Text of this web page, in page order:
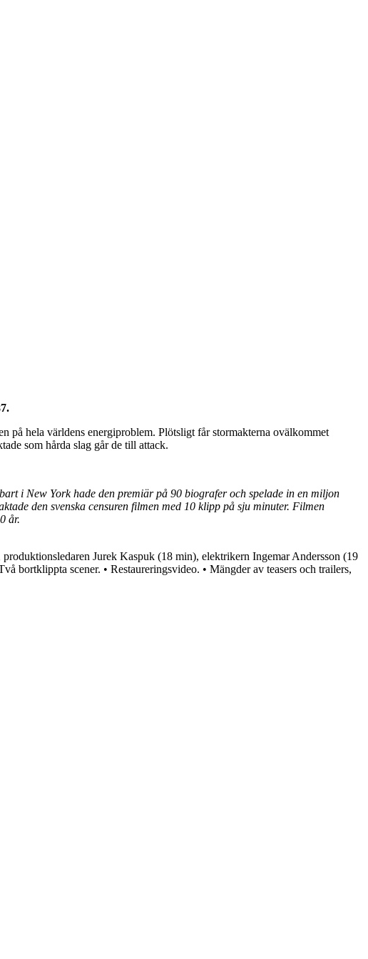
på hela världens energiproblem. Plötsligt får stormakterna ovälkommet
som hårda slag går de till attack.
i New York hade den premiär på 90 biografer och spelade in en miljon
den svenska censuren filmen med 10 klipp på sju minuter. Filmen
år.
Jurek Kaspuk (18 min), elektrikern Ingemar Andersson (19
bortklippta scener. • Restaureringsvideo. • Mängder av teasers och trailers,